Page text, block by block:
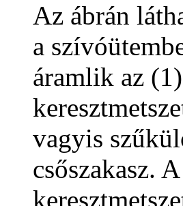
Az ábrán
a
áramlik az
vagyis
csőszakasz.